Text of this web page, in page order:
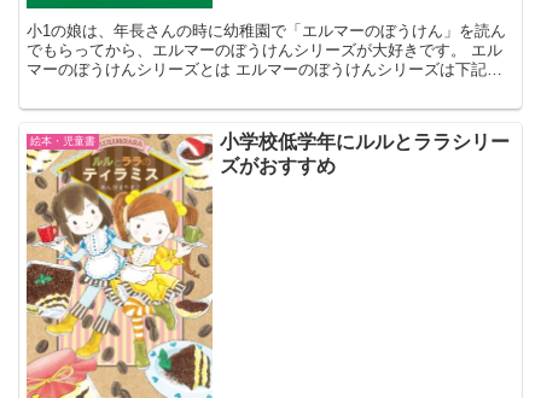
小1の娘は、年長さんの時に幼稚園で「エルマーのぼうけん」を読ん
でもらってから、エルマーのぼうけんシリーズが大好きです。 エル
マーのぼうけんシリーズとは エルマーのぼうけんシリーズは下記の3
絵本・児童書
小学校低学年にルルとララシリー
ズがおすすめ